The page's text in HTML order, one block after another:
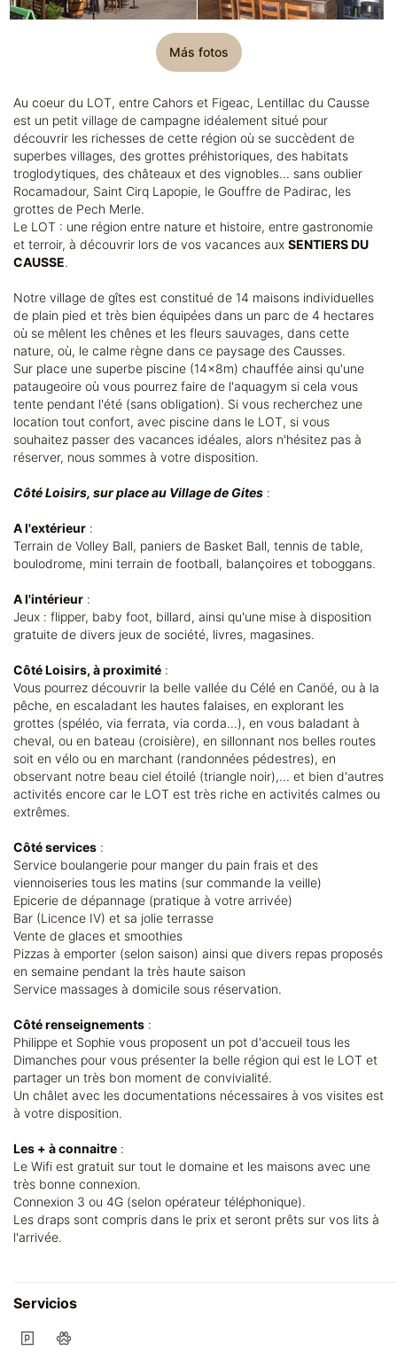
Más fotos
Au coeur du LOT, entre Cahors et Figeac, Lentillac du Causse
est un petit village de campagne idéalement situé pour
découvrir les richesses de cette région où se succèdent de
superbes villages, des grottes préhistoriques, des habitats
troglodytiques, des châteaux et des vignobles... sans oublier
Rocamadour, Saint Cirq Lapopie, le Gouffre de Padirac, les
grottes de Pech Merle.
Le LOT : une région entre nature et histoire, entre gastronomie
et terroir, à découvrir lors de vos vacances aux SENTIERS DU
CAUSSE.
Notre village de gîtes est constitué de 14 maisons individuelles
de plain pied et très bien équipées dans un parc de 4 hectares
où se mêlent les chênes et les fleurs sauvages, dans cette
nature, où, le calme règne dans ce paysage des Causses.
Sur place une superbe piscine (14x8m) chauffée ainsi qu'une
pataugeoire où vous pourrez faire de l'aquagym si cela vous
tente pendant l'été (sans obligation). Si vous recherchez une
location tout confort, avec piscine dans le LOT, si vous
souhaitez passer des vacances idéales, alors n'hésitez pas à
réserver, nous sommes à votre disposition.
Côté Loisirs, sur place au Village de Gites :
A l'extérieur :
Terrain de Volley Ball, paniers de Basket Ball, tennis de table,
boulodrome, mini terrain de football, balançoires et toboggans.
A l'intérieur :
Jeux : flipper, baby foot, billard, ainsi qu'une mise à disposition
gratuite de divers jeux de société, livres, magasines.
Côté Loisirs, à proximité :
Vous pourrez découvrir la belle vallée du Célé en Canöé, ou à la
pêche, en escaladant les hautes falaises, en explorant les
grottes (spéléo, via ferrata, via corda...), en vous baladant à
cheval, ou en bateau (croisière), en sillonnant nos belles routes
soit en vélo ou en marchant (randonnées pédestres), en
observant notre beau ciel étoilé (triangle noir),... et bien d'autres
activités encore car le LOT est très riche en activités calmes ou
extrêmes.
Côté services :
Service boulangerie pour manger du pain frais et des
viennoiseries tous les matins (sur commande la veille)
Epicerie de dépannage (pratique à votre arrivée)
Bar (Licence IV) et sa jolie terrasse
Vente de glaces et smoothies
Pizzas à emporter (selon saison) ainsi que divers repas proposés
en semaine pendant la très haute saison
Service massages à domicile sous réservation.
Côté renseignements :
Philippe et Sophie vous proposent un pot d'accueil tous les
Dimanches pour vous présenter la belle région qui est le LOT et
partager un très bon moment de convivialité.
Un châlet avec les documentations nécessaires à vos visites est
à votre disposition.
Les + à connaitre :
Le Wifi est gratuit sur tout le domaine et les maisons avec une
très bonne connexion.
Connexion 3 ou 4G (selon opérateur téléphonique).
Les draps sont compris dans le prix et seront prêts sur vos lits à
l'arrivée.
Servicios